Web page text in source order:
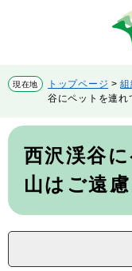
先
頭
す。
を
飛
て
現在地 トップページ >
谷にペットを連れ
本
西沢渓谷
山はご遠